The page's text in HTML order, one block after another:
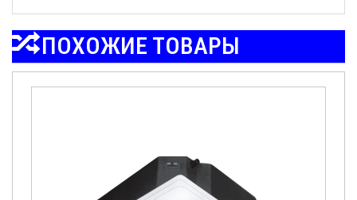
ПОХОЖИЕ ТОВАРЫ